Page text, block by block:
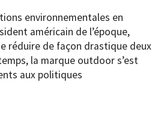
environnementales en
américain de l’époque,
réduire de façon drastique deux
la marque outdoor s’est
aux politiques